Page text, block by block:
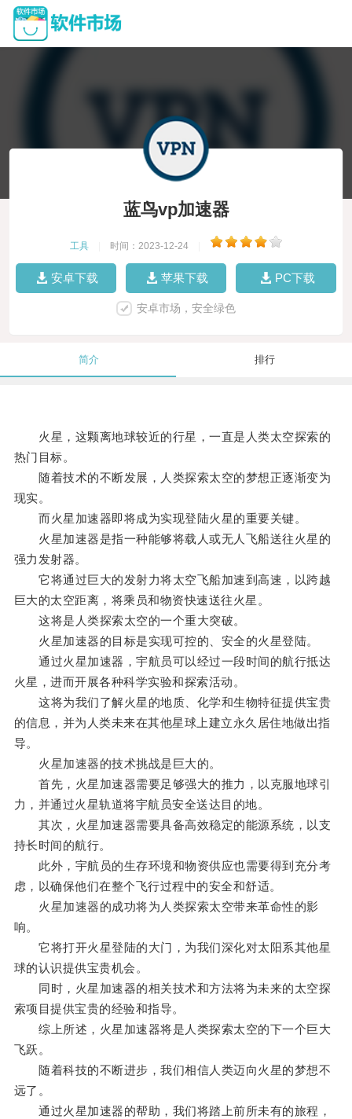
蓝鸟vp加速器
工具 时间：2023-12-24
安卓下载 苹果下载 PC下载
安卓市场，安全绿色
简介 排行
火星，这颗离地球较近的行星，一直是人类太空探索的
热门目标。
随着技术的不断发展，人类探索太空的梦想正逐渐变为
现实。
而火星加速器即将成为实现登陆火星的重要关键。
火星加速器是指一种能够将载人或无人飞船送往火星的
强力发射器。
它将通过巨大的发射力将太空飞船加速到高速，以跨越
巨大的太空距离，将乘员和物资快速送往火星。
这将是人类探索太空的一个重大突破。
火星加速器的目标是实现可控的、安全的火星登陆。
通过火星加速器，宇航员可以经过一段时间的航行抵达
火星，进而开展各种科学实验和探索活动。
这将为我们了解火星的地质、化学和生物特征提供宝贵
的信息，并为人类未来在其他星球上建立永久居住地做出指
导。
火星加速器的技术挑战是巨大的。
首先，火星加速器需要足够强大的推力，以克服地球引
力，并通过火星轨道将宇航员安全送达目的地。
其次，火星加速器需要具备高效稳定的能源系统，以支
持长时间的航行。
此外，宇航员的生存环境和物资供应也需要得到充分考
虑，以确保他们在整个飞行过程中的安全和舒适。
火星加速器的成功将为人类探索太空带来革命性的影
响。
它将打开火星登陆的大门，为我们深化对太阳系其他星
球的认识提供宝贵机会。
同时，火星加速器的相关技术和方法将为未来的太空探
索项目提供宝贵的经验和指导。
综上所述，火星加速器将是人类探索太空的下一个巨大
飞跃。
随着科技的不断进步，我们相信人类迈向火星的梦想不
远了。
通过火星加速器的帮助，我们将踏上前所未有的旅程，